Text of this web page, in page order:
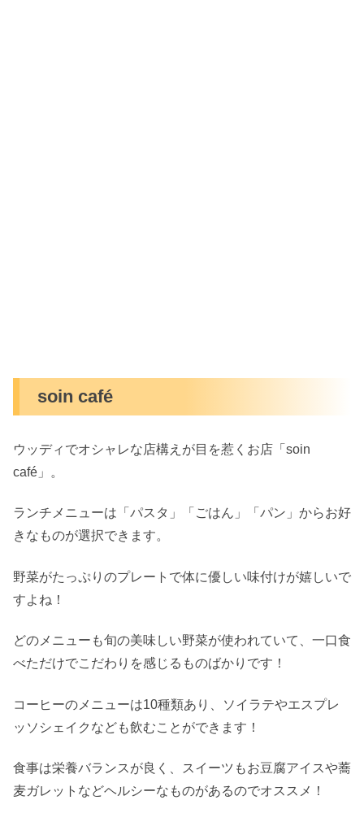
soin café
ウッディでオシャレな店構えが目を惹くお店「soin
café」。
ランチメニューは「パスタ」「ごはん」「パン」からお好
きなものが選択できます。
野菜がたっぷりのプレートで体に優しい味付けが嬉しいで
すよね！
どのメニューも旬の美味しい野菜が使われていて、一口食
べただけでこだわりを感じるものばかりです！
コーヒーのメニューは10種類あり、ソイラテやエスプレ
ッソシェイクなども飲むことができます！
食事は栄養バランスが良く、スイーツもお豆腐アイスや蕎
麦ガレットなどヘルシーなものがあるのでオススメ！